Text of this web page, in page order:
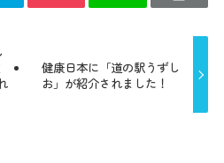
健康日本に「道の駅うずし
お」が紹介されました！